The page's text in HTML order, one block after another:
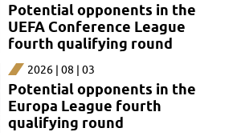
Potential opponents in the
UEFA Conference League
fourth qualifying round
2026 | 08 | 03
Potential opponents in the
Europa League fourth
qualifying round